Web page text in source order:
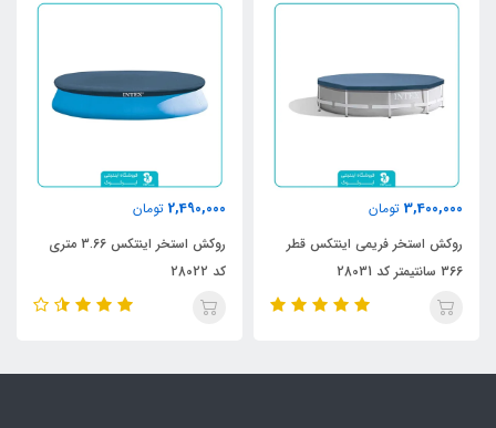
3,400,000 تومان
روکش استخر فریمی اینتکس قطر
366 سانتیمتر کد 28031
2,490,000 تومان
روکش استخر اینتکس 3.66 متری
کد 28022